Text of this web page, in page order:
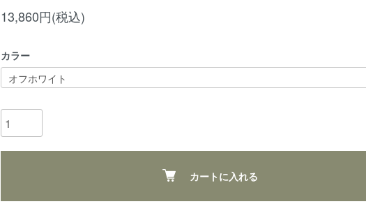
13,860円(税込)
カラー
カートに入れる